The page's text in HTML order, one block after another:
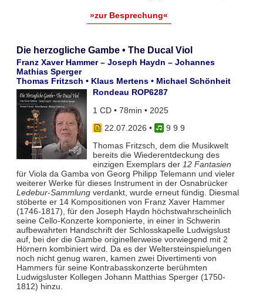
»zur Besprechung«
Die herzogliche Gambe • The Ducal Viol
Franz Xaver Hammer – Joseph Haydn – Johannes
Mathias Sperger
Thomas Fritzsch • Klaus Mertens • Michael Schönheit
Rondeau ROP6287
1 CD • 78min • 2025
22.07.2026 •
9 9 9
Thomas Fritzsch, dem die Musikwelt
bereits die Wiederentdeckung des
einzigen Exemplars der 12 Fantasien
für Viola da Gamba von Georg Philipp Telemann und vieler
weiterer Werke für dieses Instrument in der Osnabrücker
Ledebur-Sammlungverdankt, wurde erneut fündig. Diesmal
stöberte er 14 Kompositionen von Franz Xaver Hammer
(1746-1817), für den Joseph Haydn höchstwahrscheinlich
seine Cello-Konzerte komponierte, in einer in Schwerin
aufbewahrten Handschrift der Schlosskapelle Ludwigslust
auf, bei der die Gambe originellerweise vorwiegend mit 2
Hörnern kombiniert wird. Da es der Weltersteinspielungen
noch nicht genug waren, kamen zwei Divertimenti von
Hammers für seine Kontrabasskonzerte berühmten
Ludwigsluster Kollegen Johann Matthias Sperger (1750-
1812) hinzu.